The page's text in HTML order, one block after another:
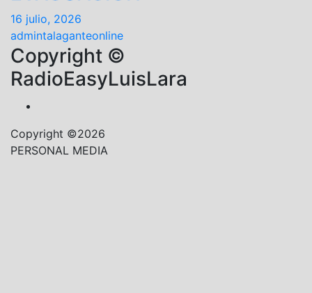
16 julio, 2026
admintalaganteonline
Copyright ©
RadioEasyLuisLara
Copyright ©2026
PERSONAL MEDIA